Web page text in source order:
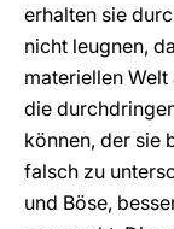
erhalten sie
nicht leugnen,
materiellen
die
können, der sie
falsch zu
und Böse,